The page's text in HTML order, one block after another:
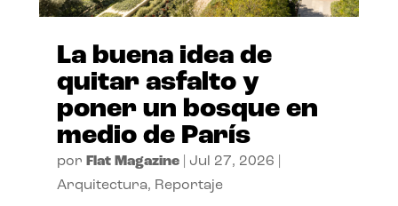
La buena idea de
quitar asfalto y
poner un bosque en
medio de París
por Flat Magazine| Jul 27, 2026
Arquitectura, Reportaje